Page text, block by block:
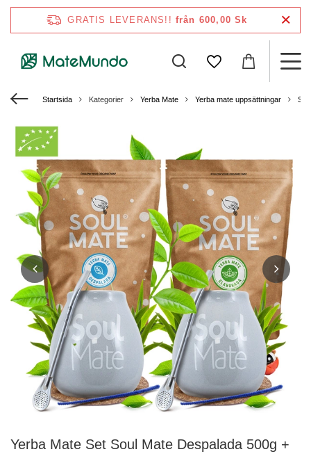
GRATIS LEVERANS!! från 600,00 Sk
Startsida Kategorier Yerba Mate Yerba mate uppsättningar Set
Yerba Mate Set Soul Mate Despalada 500g +